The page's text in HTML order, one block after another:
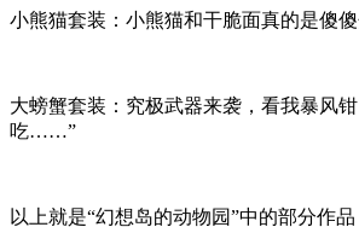
小熊猫套装：小熊猫和干脆面真的是傻傻
大螃蟹套装：究极武器来袭，看我暴风
吃……”
以上就是“幻想岛的动物园”中的部分作